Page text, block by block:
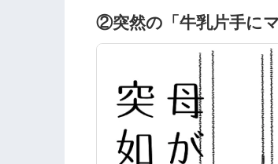
②突然の「牛乳片手にマ